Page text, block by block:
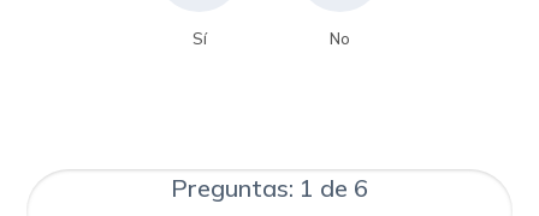
Sí No
Preguntas: 1 de 6